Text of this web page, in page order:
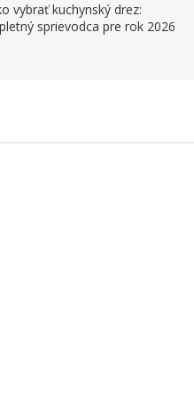
vybrať kuchynský drez:
sprievodca pre rok 2026